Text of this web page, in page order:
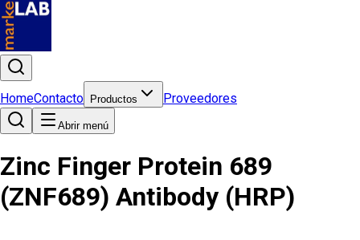
HomeContacto Productos Proveedores
Abrir menú
Zinc Finger Protein 689
(ZNF689) Antibody (HRP)